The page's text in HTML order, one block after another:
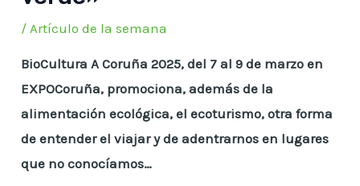
/ Artículo de la semana
BioCultura A Coruña 2025, del 7 al 9 de marzo en
EXPOCoruña, promociona, además de la
alimentación ecológica, el ecoturismo, otra forma
de entender el viajar y de adentrarnos en lugares
que no conocíamos…